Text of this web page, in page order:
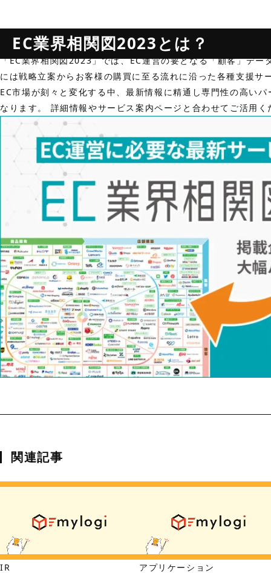
EC業界相関図2023とは？
「EC業界相関図2023」では、EC運営の要となる「顧客」デ
には戦略立案からお客様の購買に至る流れに沿った各種支援サ
EC市場が刻々と変化する中、最新情報に精通し専門性の高い
なります。 詳細情報やサービス案内ページと合わせてご活用く
関連記事
IR アプリケーション